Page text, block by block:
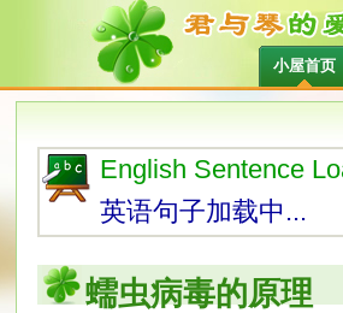
小屋首页
English Sentence
英语句子加载中...
蠕虫病毒的原理